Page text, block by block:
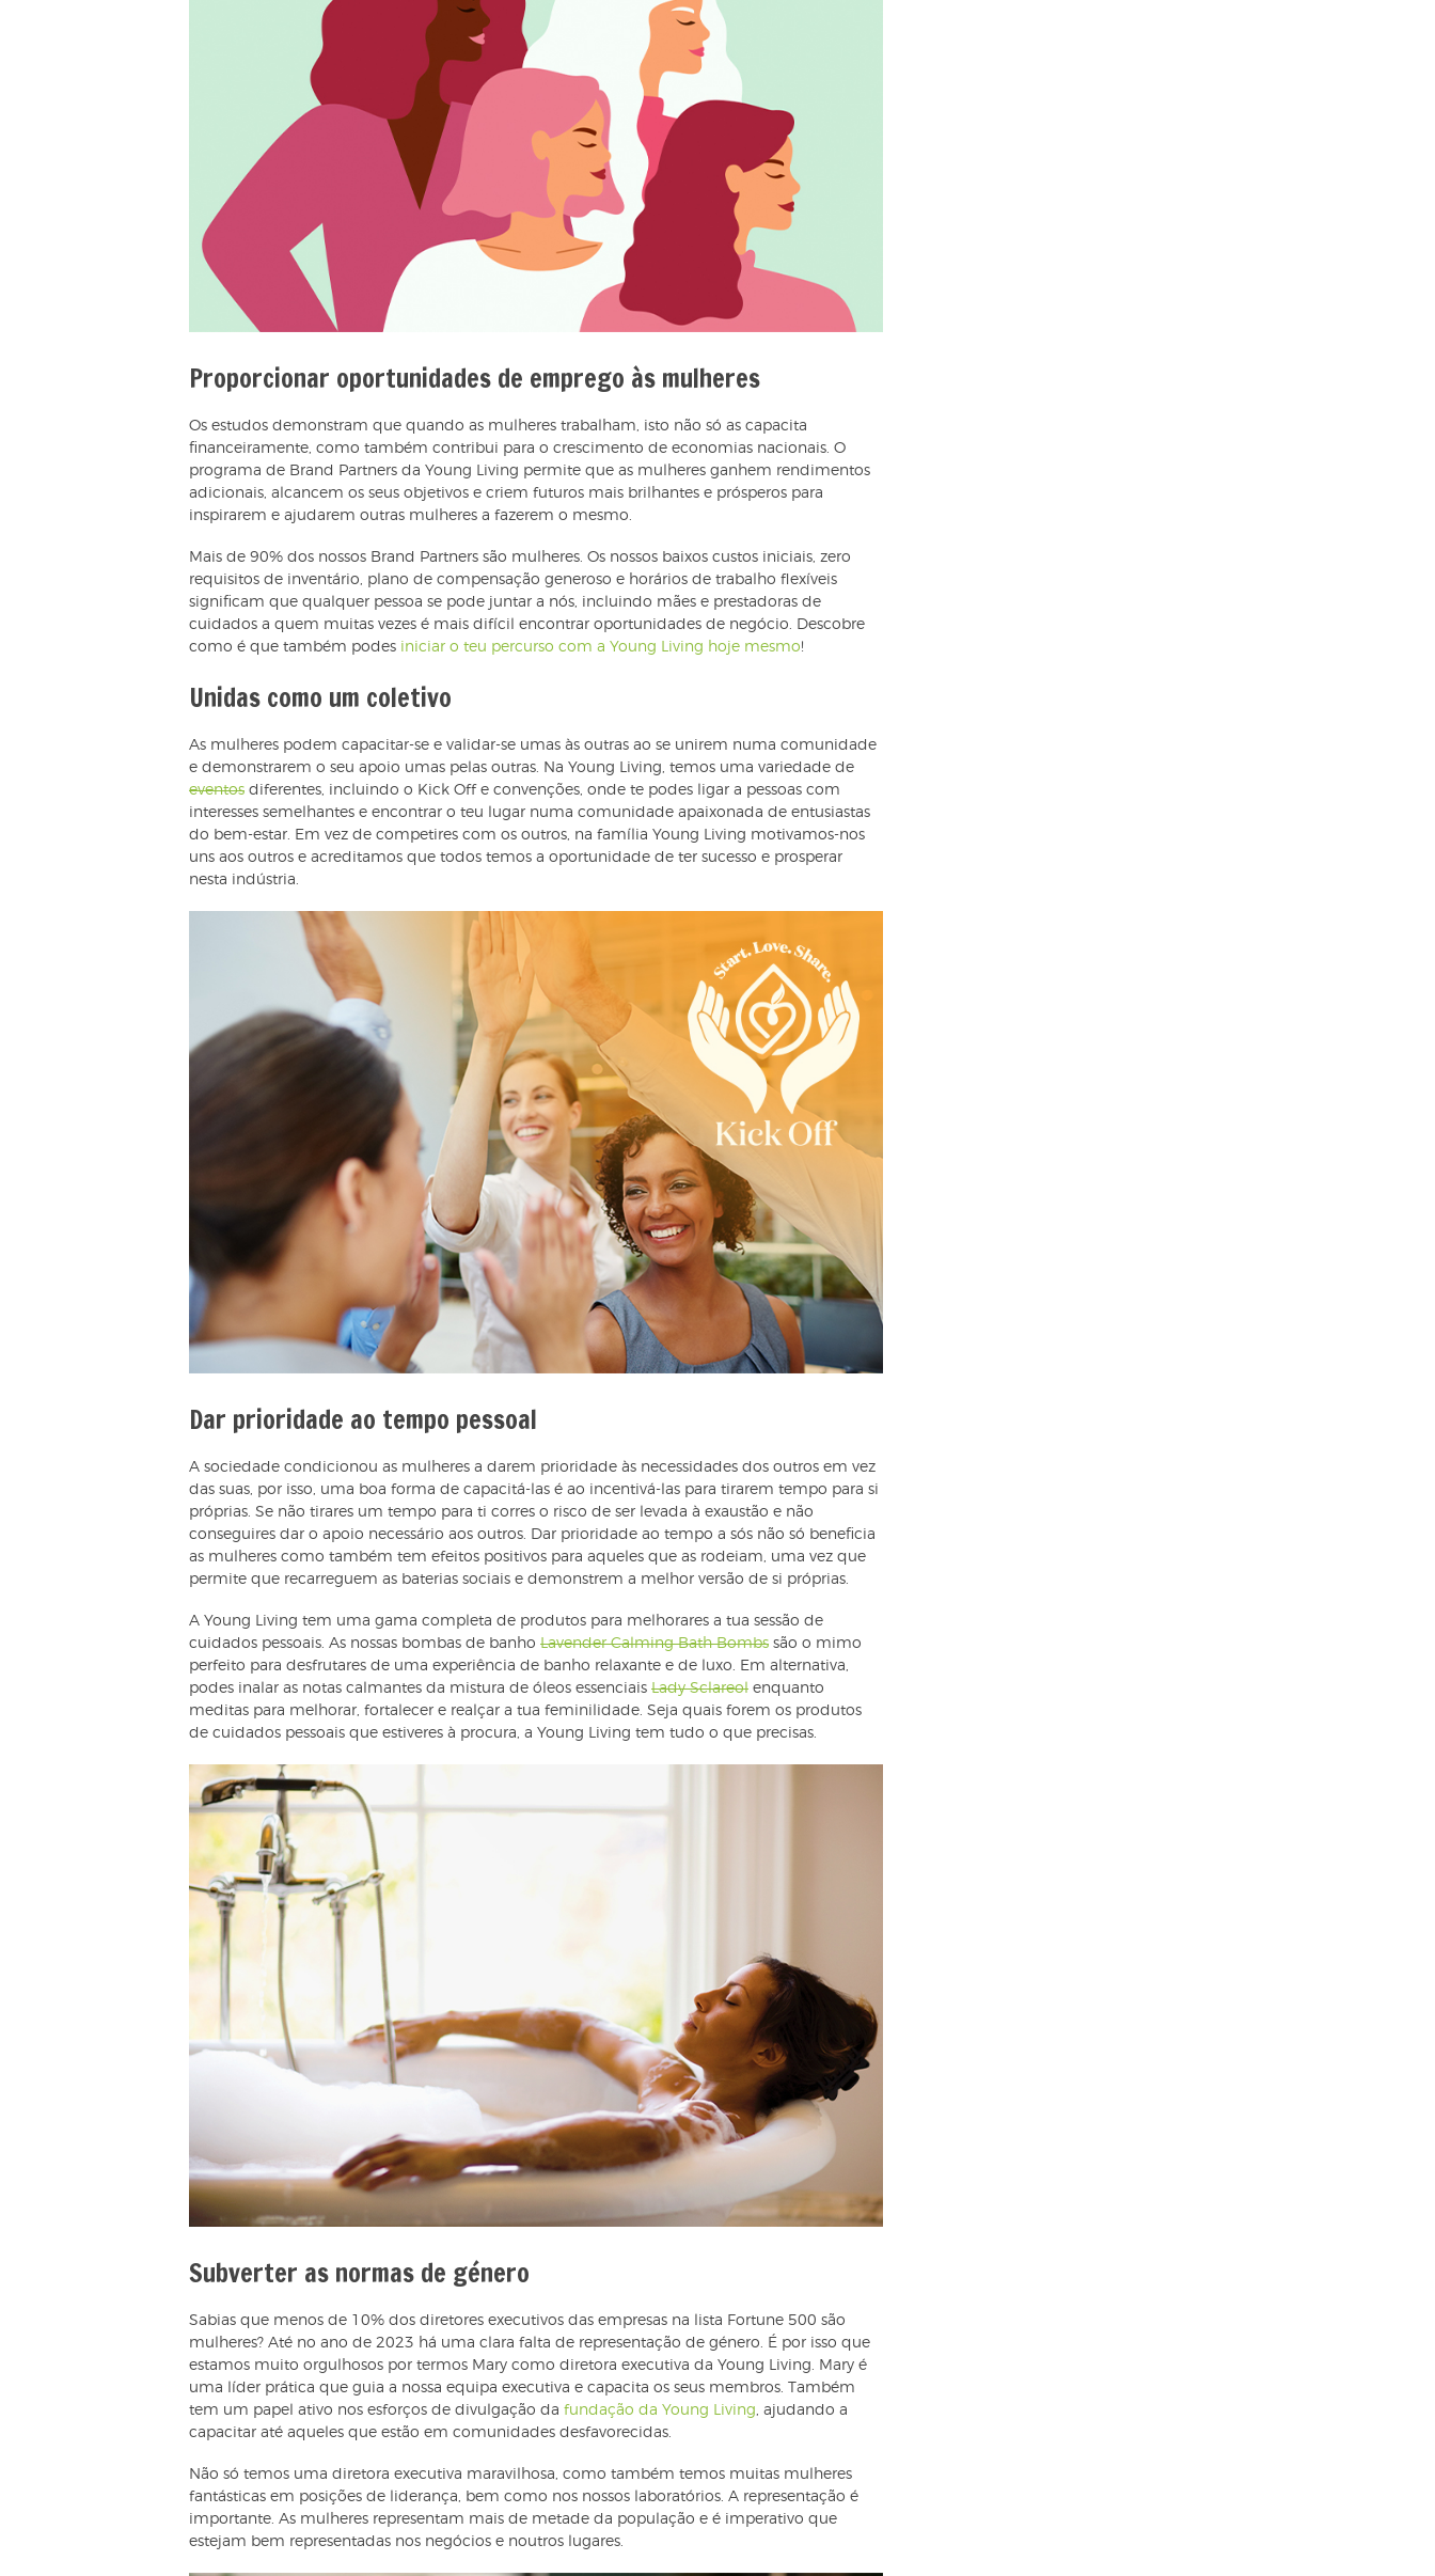
Proporcionar oportunidades de emprego às mulheres
Os estudos demonstram que quando as mulheres trabalham, isto não só as capacita
financeiramente, como também contribui para o crescimento de economias nacionais. O
programa de Brand Partners da Young Living permite que as mulheres ganhem rendimentos
adicionais, alcancem os seus objetivos e criem futuros mais brilhantes e prósperos para
inspirarem e ajudarem outras mulheres a fazerem o mesmo.
Mais de 90% dos nossos Brand Partners são mulheres. Os nossos baixos custos iniciais, zero
requisitos de inventário, plano de compensação generoso e horários de trabalho flexíveis
significam que qualquer pessoa se pode juntar a nós, incluindo mães e prestadoras de
cuidados a quem muitas vezes é mais difícil encontrar oportunidades de negócio. Descobre
como é que também podes iniciar o teu percurso com a Young Living hoje mesmo!
Unidas como um coletivo
As mulheres podem capacitar-se e validar-se umas às outras ao se unirem numa comunidade
e demonstrarem o seu apoio umas pelas outras. Na Young Living, temos uma variedade de
eventos diferentes, incluindo o Kick Off e convenções, onde te podes ligar a pessoas com
interesses semelhantes e encontrar o teu lugar numa comunidade apaixonada de entusiastas
do bem-estar. Em vez de competires com os outros, na família Young Living motivamos-nos
uns aos outros e acreditamos que todos temos a oportunidade de ter sucesso e prosperar
nesta indústria.
Dar prioridade ao tempo pessoal
A sociedade condicionou as mulheres a darem prioridade às necessidades dos outros em vez
das suas, por isso, uma boa forma de capacitá-las é ao incentivá-las para tirarem tempo para si
próprias. Se não tirares um tempo para ti corres o risco de ser levada à exaustão e não
conseguires dar o apoio necessário aos outros. Dar prioridade ao tempo a sós não só beneficia
as mulheres como também tem efeitos positivos para aqueles que as rodeiam, uma vez que
permite que recarreguem as baterias sociais e demonstrem a melhor versão de si próprias.
A Young Living tem uma gama completa de produtos para melhorares a tua sessão de
cuidados pessoais. As nossas bombas de banho Lavender Calming Bath Bombs são o mimo
perfeito para desfrutares de uma experiência de banho relaxante e de luxo. Em alternativa,
podes inalar as notas calmantes da mistura de óleos essenciais Lady Sclareol enquanto
meditas para melhorar, fortalecer e realçar a tua feminilidade. Seja quais forem os produtos
de cuidados pessoais que estiveres à procura, a Young Living tem tudo o que precisas.
Subverter as normas de género
Sabias que menos de 10% dos diretores executivos das empresas na lista Fortune 500 são
mulheres? Até no ano de 2023 há uma clara falta de representação de género. É por isso que
estamos muito orgulhosos por termos Mary como diretora executiva da Young Living. Mary é
uma líder prática que guia a nossa equipa executiva e capacita os seus membros. Também
tem um papel ativo nos esforços de divulgação da fundação da Young Living , ajudando a
capacitar até aqueles que estão em comunidades desfavorecidas.
Não só temos uma diretora executiva maravilhosa, como também temos muitas mulheres
fantásticas em posições de liderança, bem como nos nossos laboratórios. A representação é
importante. As mulheres representam mais de metade da população e é imperativo que
estejam bem representadas nos negócios e noutros lugares.